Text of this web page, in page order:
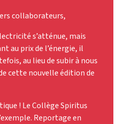
collaborateurs,
s’atténue, mais
au prix de l’énergie, il
au lieu de subir à nous
cette nouvelle édition de
! Le Collège Spiritus
Reportage en